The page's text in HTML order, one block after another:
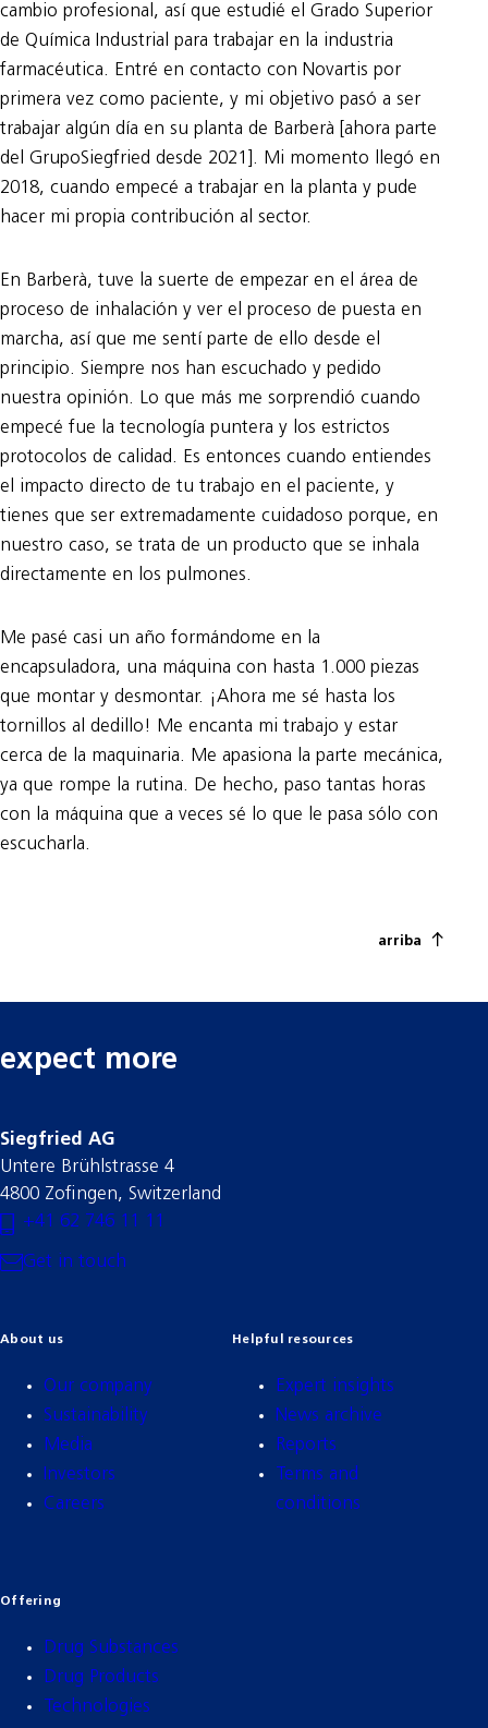
cambio profesional, así que estudié el Grado Superior
de Química Industrial para trabajar en la industria
farmacéutica. Entré en contacto con Novartis por
primera vez como paciente, y mi objetivo pasó a ser
trabajar algún día en su planta de Barberà [ahora parte
del GrupoSiegfried desde 2021]. Mi momento llegó en
2018, cuando empecé a trabajar en la planta y pude
hacer mi propia contribución al sector.
En Barberà, tuve la suerte de empezar en el área de
proceso de inhalación y ver el proceso de puesta en
marcha, así que me sentí parte de ello desde el
principio. Siempre nos han escuchado y pedido
nuestra opinión. Lo que más me sorprendió cuando
empecé fue la tecnología puntera y los estrictos
protocolos de calidad. Es entonces cuando entiendes
el impacto directo de tu trabajo en el paciente, y
tienes que ser extremadamente cuidadoso porque, en
nuestro caso, se trata de un producto que se inhala
directamente en los pulmones.
Me pasé casi un año formándome en la
encapsuladora, una máquina con hasta 1.000 piezas
que montar y desmontar. ¡Ahora me sé hasta los
tornillos al dedillo! Me encanta mi trabajo y estar
cerca de la maquinaria. Me apasiona la parte mecánica,
ya que rompe la rutina. De hecho, paso tantas horas
con la máquina que a veces sé lo que le pasa sólo con
escucharla.
arriba
expect more
Siegfried AG
Untere Brühlstrasse 4
4800 Zofingen, Switzerland
+41 62 746 11 11
Get in touch
About us
Our company
Sustainability
Media
Investors
Careers
Helpful resources
Expert insights
News archive
Reports
Terms and
conditions
Offering
Drug Substances
Drug Products
Technologies